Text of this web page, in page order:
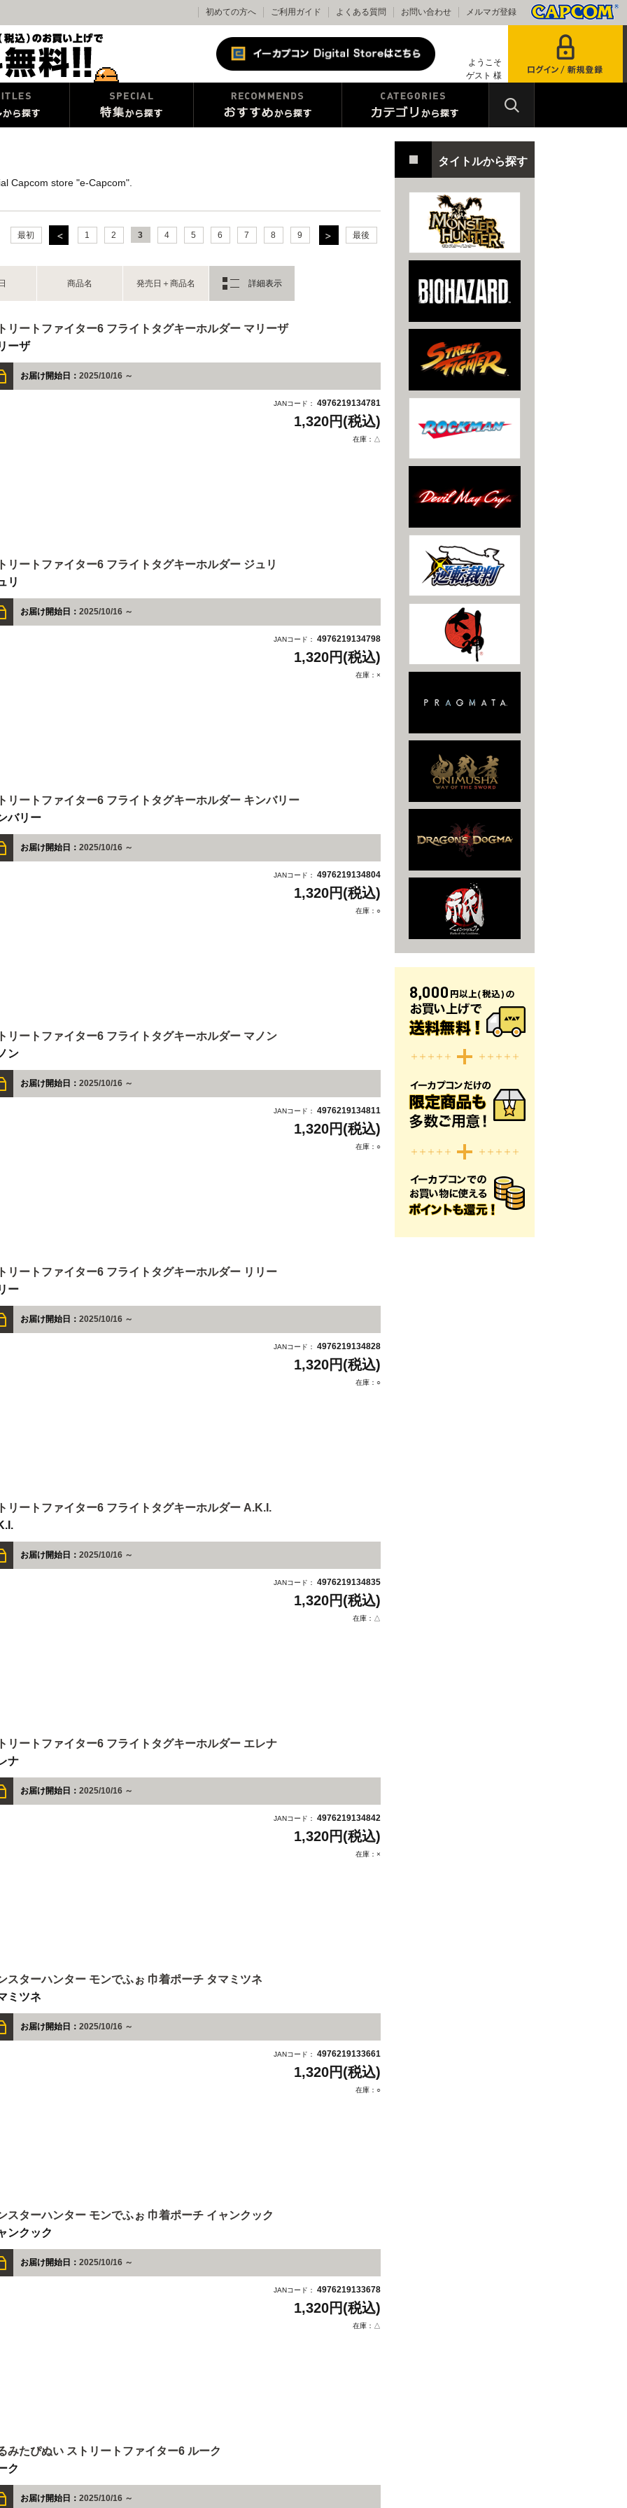
初めての方へ ご利用ガイド よくある質問 お問い合わせ メルマガ登録
ようこそ
ゲスト 様
Capcom store "e-Capcom".
最初 1 2 3 4 5 6 7 8 9 最後
商品名 発売日＋商品名 詳細表示
リートファイター6 フライトタグキーホルダー マリーザ
ーザ
お届け開始日： 2025/10/16 ～
JANコード： 4976219134781
1,320円(税込)
在庫：△
リートファイター6 フライトタグキーホルダー ジュリ
リ
お届け開始日： 2025/10/16 ～
JANコード： 4976219134798
1,320円(税込)
在庫：×
リートファイター6 フライトタグキーホルダー キンバリー
バリー
お届け開始日： 2025/10/16 ～
JANコード： 4976219134804
1,320円(税込)
在庫：○
リートファイター6 フライトタグキーホルダー マノン
ン
お届け開始日： 2025/10/16 ～
JANコード： 4976219134811
1,320円(税込)
在庫：○
リートファイター6 フライトタグキーホルダー リリー
ー
お届け開始日： 2025/10/16 ～
JANコード： 4976219134828
1,320円(税込)
在庫：○
リートファイター6 フライトタグキーホルダー A.K.I.
お届け開始日： 2025/10/16 ～
JANコード： 4976219134835
1,320円(税込)
在庫：△
リートファイター6 フライトタグキーホルダー エレナ
ナ
お届け開始日： 2025/10/16 ～
JANコード： 4976219134842
1,320円(税込)
在庫：×
スターハンター モンでふぉ 巾着ポーチ タマミツネ
ミツネ
お届け開始日： 2025/10/16 ～
JANコード： 4976219133661
1,320円(税込)
在庫：○
スターハンター モンでふぉ 巾着ポーチ イャンクック
ンクック
お届け開始日： 2025/10/16 ～
JANコード： 4976219133678
1,320円(税込)
在庫：△
みたぴぬい ストリートファイター6 ルーク
ク
お届け開始日： 2025/10/16 ～
タイトルから探す